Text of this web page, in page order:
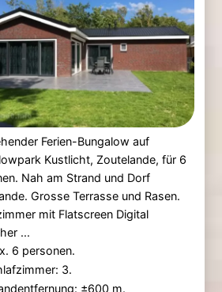
Ferien-Bungalow auf
Kustlicht, Zoutelande, für 6
Nah am Strand und Dorf
Grosse Terrasse und Rasen.
mit Flatscreen Digital
...
6 personen.
3.
: ±600 m.